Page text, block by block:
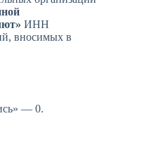
ИНН
вносимых в
— 0.